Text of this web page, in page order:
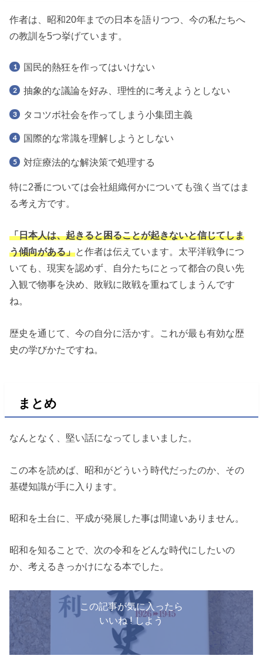
作者は、昭和20年までの日本を語りつつ、今の私たちへ
の教訓を5つ挙げています。
国民的熱狂を作ってはいけない
抽象的な議論を好み、理性的に考えようとしない
タコツボ社会を作ってしまう小集団主義
国際的な常識を理解しようとしない
対症療法的な解決策で処理する
特に2番については会社組織何かについても強く当てはま
る考え方です。
「日本人は、起きると困ることが起きないと信じてしま
う傾向がある」と作者は伝えています。太平洋戦争につ
いても、現実を認めず、自分たちにとって都合の良い先
入観で物事を決め、敗戦に敗戦を重ねてしまうんです
ね。
歴史を通じて、今の自分に活かす。これが最も有効な歴
史の学びかたですね。
まとめ
なんとなく、堅い話になってしまいました。
この本を読めば、昭和がどういう時代だったのか、その
基礎知識が手に入ります。
昭和を土台に、平成が発展した事は間違いありません。
昭和を知ることで、次の令和をどんな時代にしたいの
か、考えるきっかけになる本でした。
この記事が気に入ったら
いいね ! しよう